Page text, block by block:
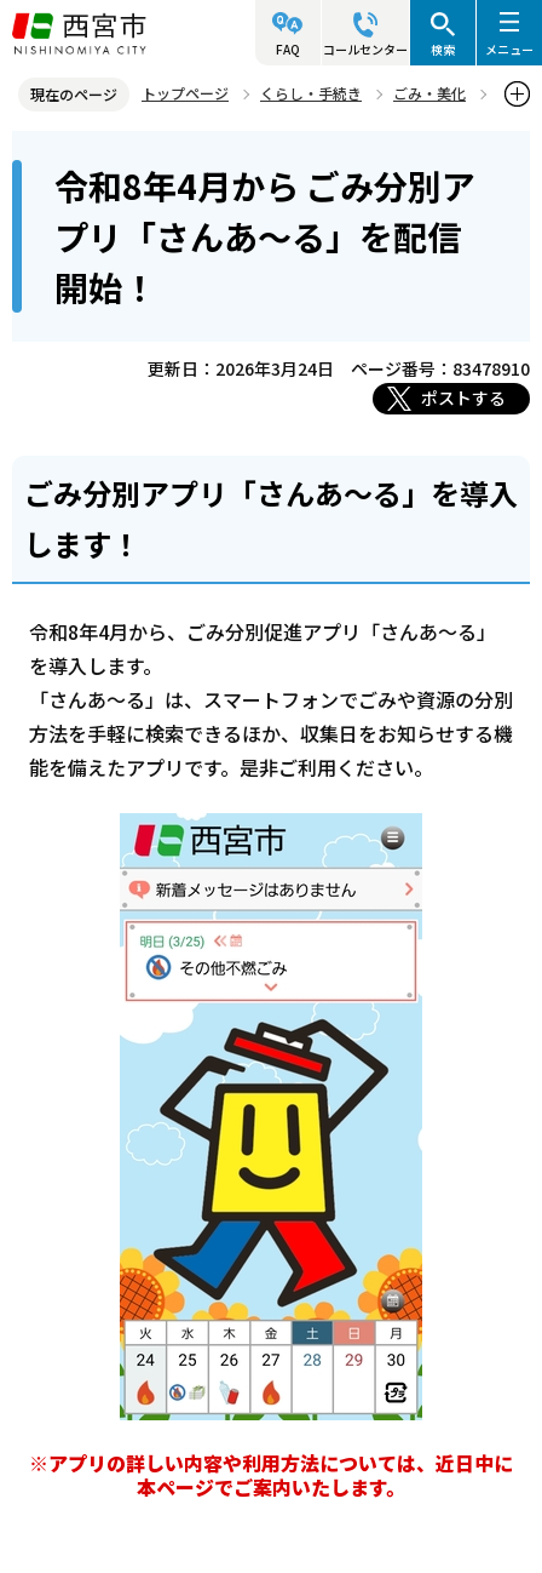
こ
の
ジ
す
FAQ コールセンター 検索 メニュー
現在のページ トップページ くらし・手続き
ごみ・美化
令和8年4月から ごみ分別アプリ「さんあ～る」を配信開始！
ら
令和8年4月から ごみ分別ア
プリ「さんあ～る」を配信
開始！
更新日：2026年3月24日
ページ番号：83478910
ポストする
ごみ分別アプリ「さんあ～る」を導入
します！
令和8年4月から、ごみ分別促進アプリ「さんあ～る」
を導入します。
「さんあ～る」は、スマートフォンでごみや資源の分別
方法を手軽に検索できるほか、収集日をお知らせする機
能を備えたアプリです。是非ご利用ください。
※アプリの詳しい内容や利用方法については、近日中に
本ページでご案内いたします。